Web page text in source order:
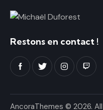
Restons en contact !
AncoraThemes © 2026.